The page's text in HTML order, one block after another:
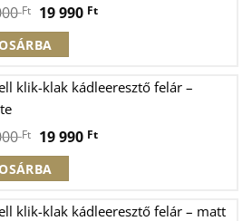
Ft Original
price
was:
26
19 990 FtCurrent
19
klik-klak kádleeresztő felár –
Ft Original
price
was:
26
19 990 FtCurrent
19
klik-klak kádleeresztő felár – matt